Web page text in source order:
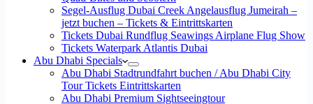
Segel-Ausflug Dubai Creek Angelausflug Jumeirah –
jetzt buchen – Tickets & Eintrittskarten
Tickets Dubai Rundflug Seawings Airplane Flug Show
Tickets Waterpark Atlantis Dubai
Abu Dhabi Specials
Abu Dhabi Stadtrundfahrt buchen / Abu Dhabi City
Tour Tickets Eintrittskarten
Abu Dhabi Premium Sightseeingtour